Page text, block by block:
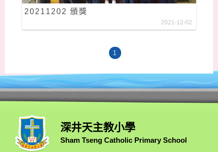
20211202 頒獎
2021-12-02
1
深井天主教小學
Sham Tseng Catholic Primary School